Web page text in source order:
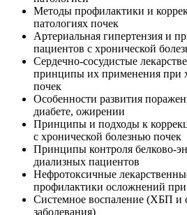
Методы профилактики и
патологиях почек
Артериальная гипертензия и
пациентов с хронической
Сердечно-сосудистые
принципы их применения при
почек
Особенности развития
диабете, ожирении
Принципы и подходы к
с хронической болезнью почек
Принципы контроля белково-
диализных пациентов
Нефротоксичные
профилактики осложнений
Системное воспаление (ХБП и
заболевания)